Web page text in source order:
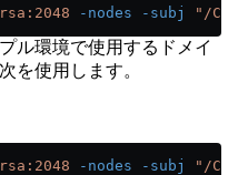
-nodes -subj "/
ル環境で使用するドメイ
を使用します。
-nodes -subj "/